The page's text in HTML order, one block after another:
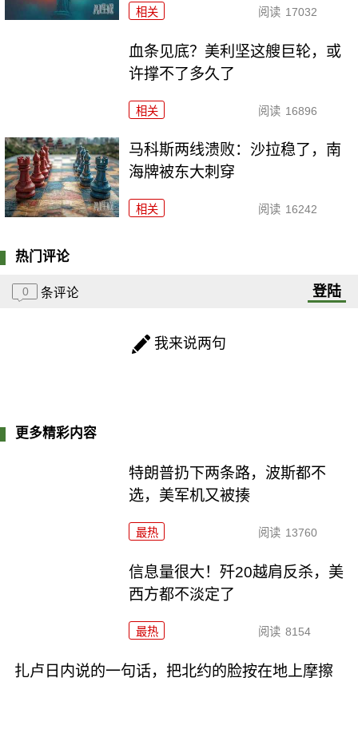
相关 阅读 17032
血条见底？美利坚这艘巨轮，或
许撑不了多久了
相关 阅读 16896
马科斯两线溃败：沙拉稳了，南
海牌被东大刺穿
相关 阅读 16242
热门评论
0 条评论 登陆
我来说两句
更多精彩内容
特朗普扔下两条路，波斯都不
选，美军机又被揍
最热 阅读 13760
信息量很大！歼20越肩反杀，美
西方都不淡定了
最热 阅读 8154
扎卢日内说的一句话，把北约的脸按在地上摩擦